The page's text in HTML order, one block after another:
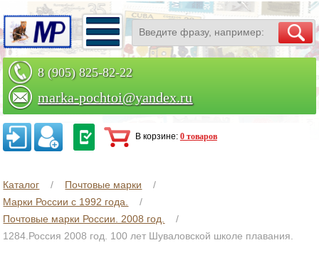
8 (905) 825-82-22
marka-pochtoi@yandex.ru
Заказать по телефону
В корзине: 0 товаров
Каталог
Почтовые марки
Марки России с 1992 года.
Почтовые марки России. 2008 год.
1284.Россия 2008 год. 100 лет Шуваловской школе плавания.